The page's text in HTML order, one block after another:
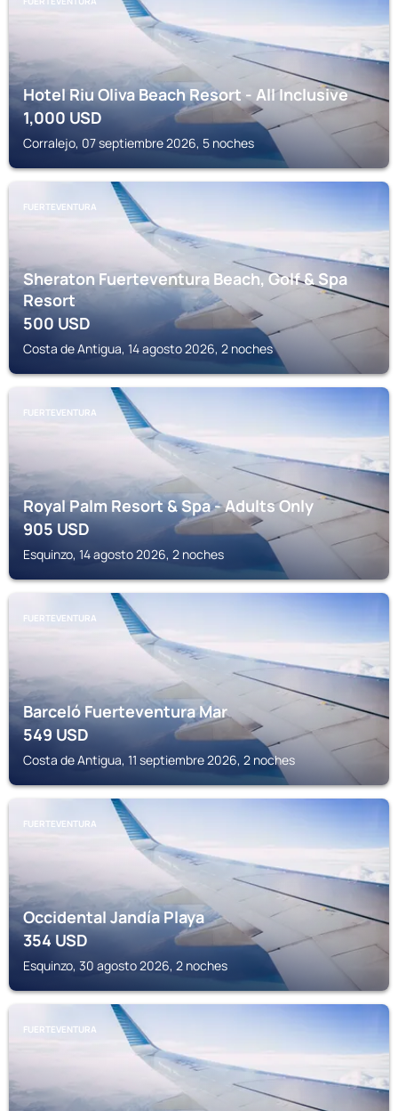
Hotel Riu Oliva Beach Resort - All Inclusive
1,000 USD
Corralejo, 07 septiembre 2026, 5 noches
FUERTEVENTURA
Sheraton Fuerteventura Beach, Golf & Spa
Resort
500USD
Costa de Antigua, 14 agosto 2026, 2 noches
FUERTEVENTURA
Royal Palm Resort & Spa - Adults Only
905USD
Esquinzo, 14 agosto 2026, 2 noches
FUERTEVENTURA
Barceló Fuerteventura Mar
549USD
Costa de Antigua, 11 septiembre 2026, 2 noches
FUERTEVENTURA
Occidental Jandía Playa
354USD
Esquinzo, 30 agosto 2026, 2 noches
FUERTEVENTURA